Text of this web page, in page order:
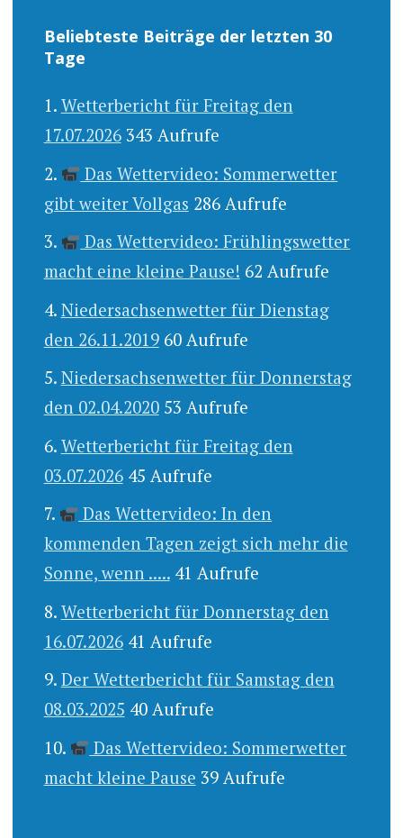
Beliebteste Beiträge der letzten 30
Tage
Wetterbericht für Freitag den
17.07.2026 343 Aufrufe
Das Wettervideo: Sommerwetter
gibt weiter Vollgas 286 Aufrufe
Das Wettervideo: Frühlingswetter
macht eine kleine Pause! 62 Aufrufe
Niedersachsenwetter für Dienstag
den 26.11.2019 60 Aufrufe
Niedersachsenwetter für Donnerstag
den 02.04.2020 53 Aufrufe
Wetterbericht für Freitag den
03.07.2026 45 Aufrufe
Das Wettervideo: In den
kommenden Tagen zeigt sich mehr die
Sonne, wenn ..... 41 Aufrufe
Wetterbericht für Donnerstag den
16.07.2026 41 Aufrufe
Der Wetterbericht für Samstag den
08.03.2025 40 Aufrufe
Das Wettervideo: Sommerwetter
macht kleine Pause 39 Aufrufe